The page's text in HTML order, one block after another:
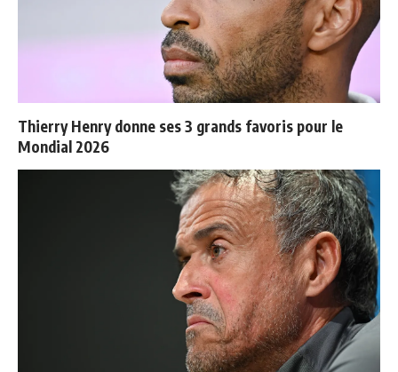
Thierry Henry donne ses 3 grands favoris pour le
Mondial 2026